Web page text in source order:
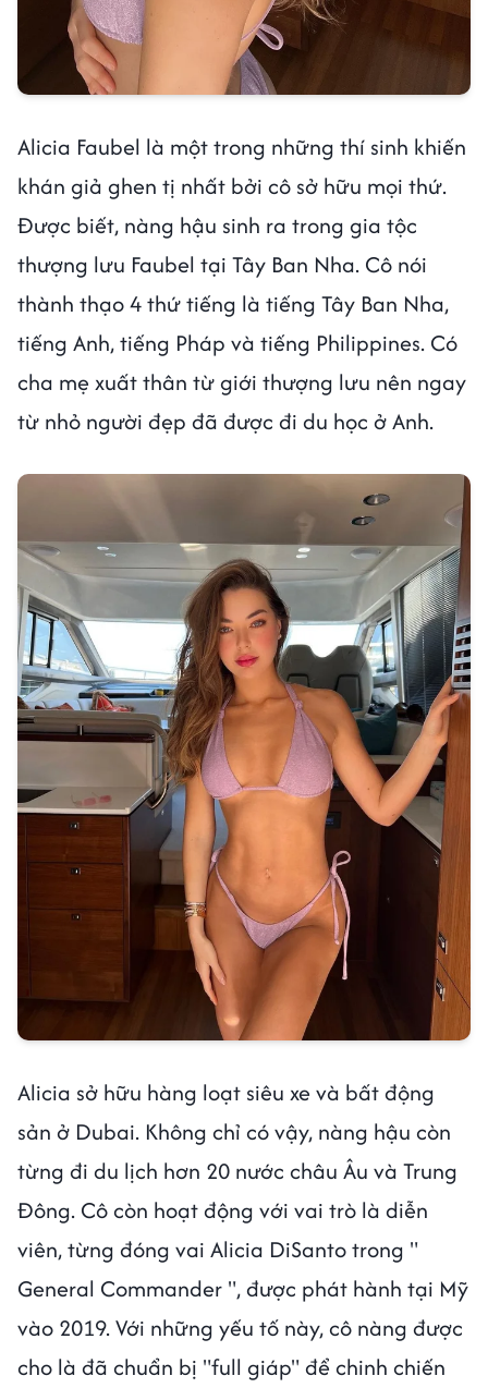
Alicia Faubel là một trong những thí sinh khiến
khán giả ghen tị nhất bởi cô sở hữu mọi thứ.
Được biết, nàng hậu sinh ra trong gia tộc
thượng lưu Faubel tại Tây Ban Nha. Cô nói
thành thạo 4 thứ tiếng là tiếng Tây Ban Nha,
tiếng Anh, tiếng Pháp và tiếng Philippines. Có
cha mẹ xuất thân từ giới thượng lưu nên ngay
từ nhỏ người đẹp đã được đi du học ở Anh.
Alicia sở hữu hàng loạt siêu xe và bất động
sản ở Dubai. Không chỉ có vậy, nàng hậu còn
từng đi du lịch hơn 20 nước châu Âu và Trung
Đông. Cô còn hoạt động với vai trò là diễn
viên, từng đóng vai Alicia DiSanto trong "
General Commander ", được phát hành tại Mỹ
vào 2019. Với những yếu tố này, cô nàng được
cho là đã chuẩn bị "full giáp" để chinh chiến